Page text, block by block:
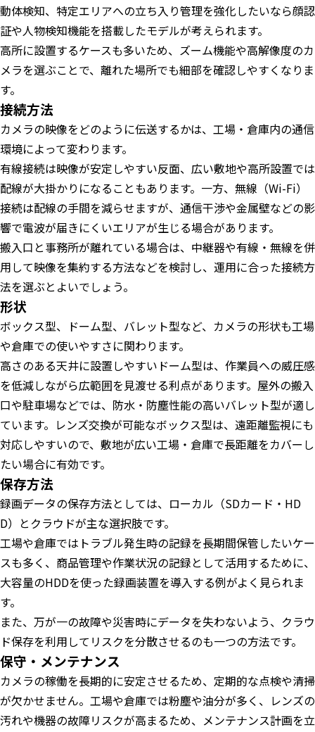
動体検知、特定エリアへの立ち入り管理を強化したいなら顔認
証や人物検知機能を搭載したモデルが考えられます。
高所に設置するケースも多いため、ズーム機能や高解像度のカ
メラを選ぶことで、離れた場所でも細部を確認しやすくなりま
す。
接続方法
カメラの映像をどのように伝送するかは、工場・倉庫内の通信
環境によって変わります。
有線接続は映像が安定しやすい反面、広い敷地や高所設置では
配線が大掛かりになることもあります。一方、無線（Wi-Fi）
接続は配線の手間を減らせますが、通信干渉や金属壁などの影
響で電波が届きにくいエリアが生じる場合があります。
搬入口と事務所が離れている場合は、中継器や有線・無線を併
用して映像を集約する方法などを検討し、運用に合った接続方
法を選ぶとよいでしょう。
形状
ボックス型、ドーム型、バレット型など、カメラの形状も工場
や倉庫での使いやすさに関わります。
高さのある天井に設置しやすいドーム型は、作業員への威圧感
を低減しながら広範囲を見渡せる利点があります。屋外の搬入
口や駐車場などでは、防水・防塵性能の高いバレット型が適し
ています。レンズ交換が可能なボックス型は、遠距離監視にも
対応しやすいので、敷地が広い工場・倉庫で長距離をカバーし
たい場合に有効です。
保存方法
録画データの保存方法としては、ローカル（SDカード・HD
D）とクラウドが主な選択肢です。
工場や倉庫ではトラブル発生時の記録を長期間保管したいケー
スも多く、商品管理や作業状況の記録として活用するために、
大容量のHDDを使った録画装置を導入する例がよく見られま
す。
また、万が一の故障や災害時にデータを失わないよう、クラウ
ド保存を利用してリスクを分散させるのも一つの方法です。
保守・メンテナンス
カメラの稼働を長期的に安定させるため、定期的な点検や清掃
が欠かせません。工場や倉庫では粉塵や油分が多く、レンズの
汚れや機器の故障リスクが高まるため、メンテナンス計画を立